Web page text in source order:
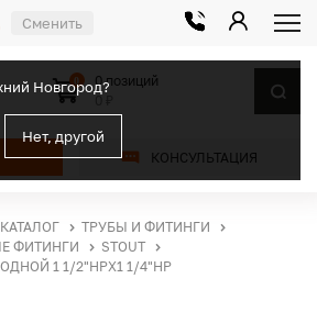
Сменить
Новгород?
Нет, другой
КОНСУЛЬТАЦИЯ
0
0 позиций
КАТАЛОГ
ТРУБЫ И ФИТИНГИ
ФИТИНГИ
STOUT
1 1/2"НРX1 1/4"НР